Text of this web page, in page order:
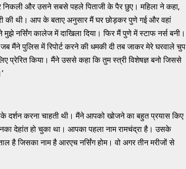
निकली और उसने सबसे पहले पिताजी के पैर छुए। महिला ने कहा,
की थी। आप के बताए अनुसार मैं घर छोड़कर पुणे गई और वहां
नर्सिंग कालेज में दाखिला दिया। फिर मैं पुणे में स्टाफ नर्स बनी।
मैंने पुलिस में रिपोर्ट करने की धमकी दी तब जाकर मेरे घरवाले चुप
किया। मैंने उससे कहा कि तुम स्त्री विशेषज्ञ बनो जिससे
दर्शन करना चाहती थी। मैंने आपको खोजने का बहुत प्रयास किए
देहांत हो चुका था। आपका पहला नाम रामचंद्रा है। उसके
है जिसका नाम है आरएच नर्सिंग होम। वो अगर तीन मरीजों से